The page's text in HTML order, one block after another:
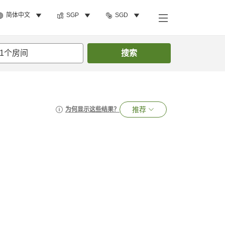
简体中文 SGP SGD
1个房间 搜索
为何显示这些结果？ 推荐